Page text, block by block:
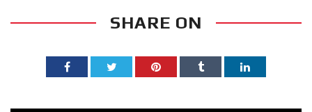
SHARE ON